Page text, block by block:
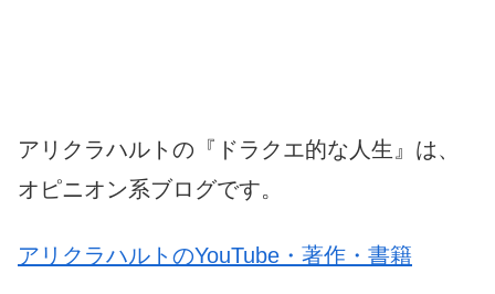
アリクラハルトの『ドラクエ的な人生』は、
オピニオン系ブログです。
アリクラハルトのYouTube・著作・書籍